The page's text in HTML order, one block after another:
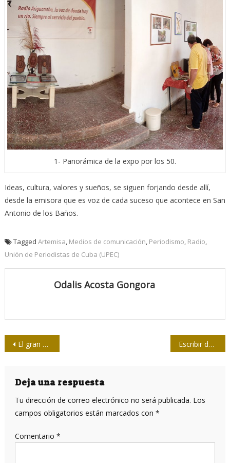
1- Panorámica de la expo por los 50.
Ideas, cultura, valores y sueños, se siguen forjando desde allí,
desde la emisora que es voz de cada suceso que acontece en San
Antonio de los Baños.
Tagged Artemisa, Medios de comunicación, Periodismo, Radio,
Unión de Periodistas de Cuba (UPEC)
Odalis Acosta Gongora
Navegación
entradas
El gran mérito de Borrego fue hacerlo todo de manera natural Escribir demasiado no significa expresar mucho
Deja una respuesta
Tu dirección de correo electrónico no será publicada. Los
campos obligatorios están marcados con *
Comentario *